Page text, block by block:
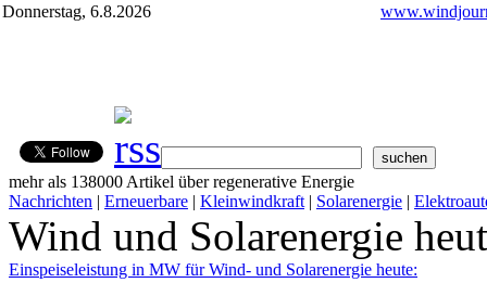
Donnerstag, 6.8.2026
mehr als 138000 Artikel über regenerative Energie
Nachrichten | Erneuerbare | Kleinwindkraft | Solarenergie |
Wind und Solarenergie
Einspeiseleistung in MW für Wind- und Solarenergie heute: